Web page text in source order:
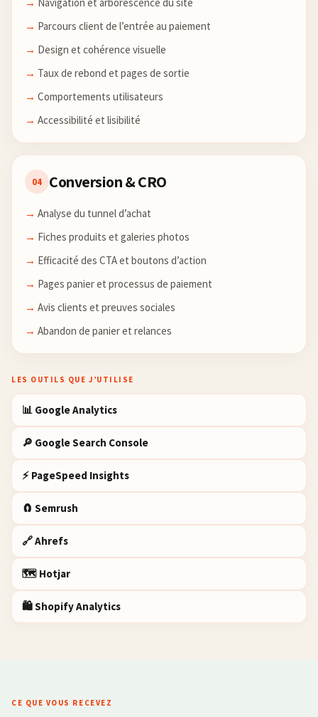
Parcours client de l’entrée au paiement
Design et cohérence visuelle
Taux de rebond et pages de sortie
Comportements utilisateurs
Accessibilité et lisibilité
04 Conversion & CRO
Analyse du tunnel d’achat
Fiches produits et galeries photos
Efficacité des CTA et boutons d’action
Pages panier et processus de paiement
Avis clients et preuves sociales
Abandon de panier et relances
LES OUTILS QUE J’UTILISE
📊 Google Analytics
🔎 Google Search Console
⚡ PageSpeed Insights
🧲 Semrush
🔗 Ahrefs
🗺️ Hotjar
🛍️ Shopify Analytics
CE QUE VOUS RECEVEZ